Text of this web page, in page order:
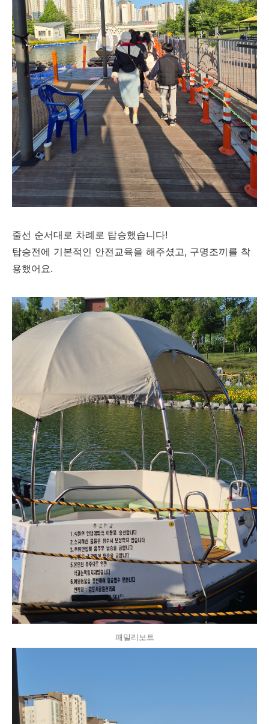
줄선 순서대로 차례로 탑승했습니다!
탑승전에 기본적인 안전교육을 해주셨고, 구명조끼를 착
용했어요.
패밀리보트